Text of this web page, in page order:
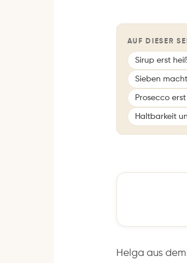
AUF DIESER
Sirup erst
Sieben
Prosecco
Haltbarkeit
Helga aus